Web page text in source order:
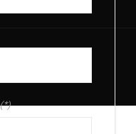
(*)